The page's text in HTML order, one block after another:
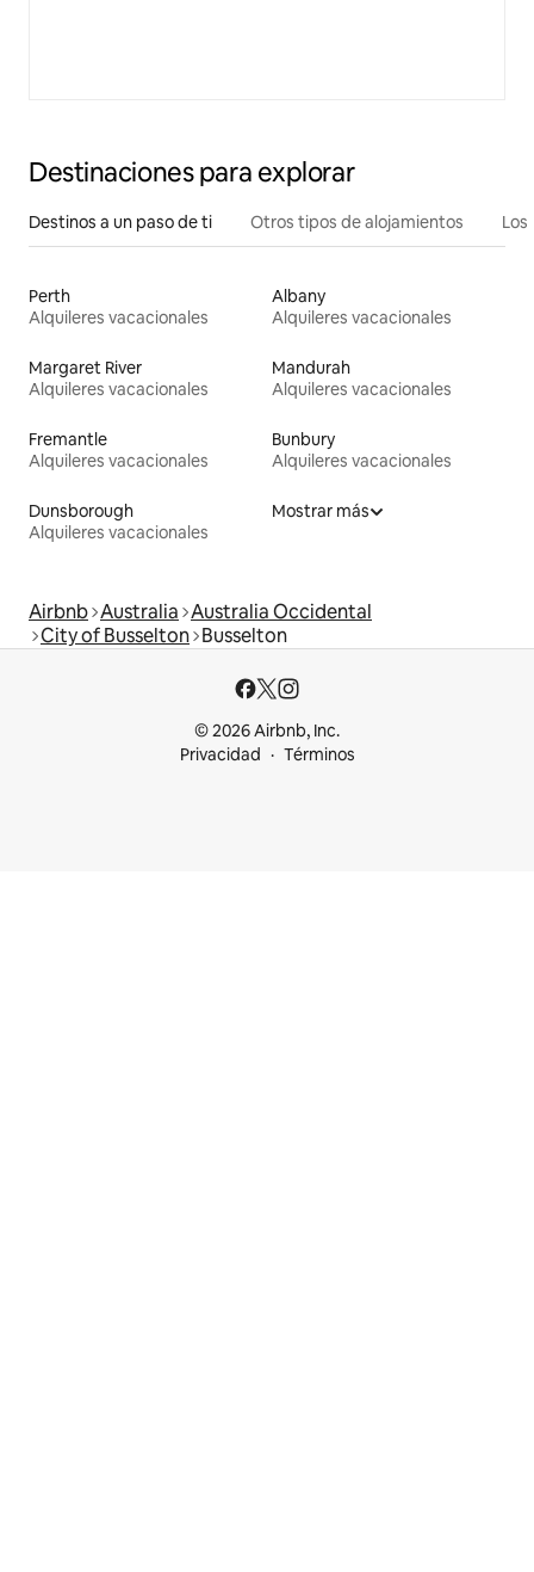
Destinaciones para explorar
Destinos a un paso de ti Otros tipos de alojamientos
Perth
Alquileres vacacionales
Albany
Alquileres vacacionales
Margaret River
Alquileres vacacionales
Mandurah
Alquileres vacacionales
Fremantle
Alquileres vacacionales
Bunbury
Alquileres vacacionales
Dunsborough
Alquileres vacacionales
Mostrar más
Airbnb Australia Australia Occidental
City of Busselton Busselton
© 2026 Airbnb, Inc.
Privacidad
Términos